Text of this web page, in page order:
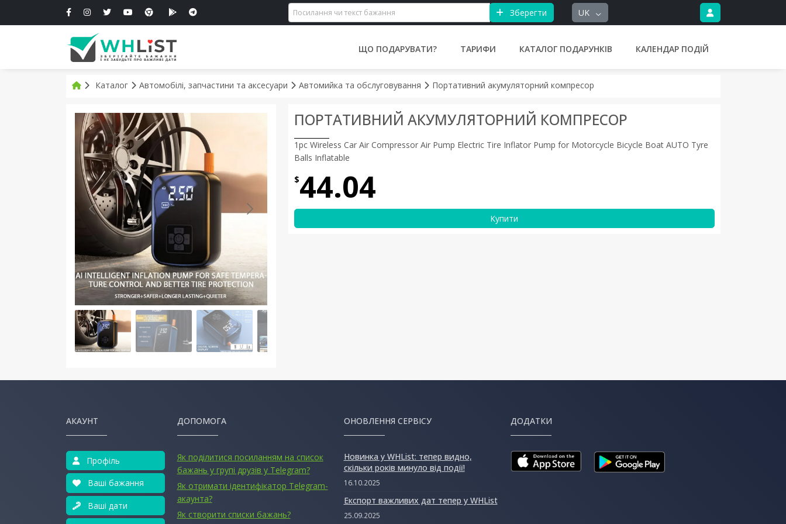
Зберегти UK
ЩО ПОДАРУВАТИ? ТАРИФИ КАТАЛОГ ПОДАРУНКІВ КАЛЕНДАР ПОДІЙ
Каталог Автомобілі, запчастини та аксесуари Автомийка та обслуговування Портативний акумуляторний компресор
ПОРТАТИВНИЙ АКУМУЛЯТОРНИЙ КОМПРЕСОР
1pc Wireless Car Air Compressor Air Pump Electric Tire Inflator Pump for Motorcycle Bicycle Boat AUTO Tyre
Balls Inflatable
$44.04
Купити
АКАУНТ
Профіль
Ваші бажання
Ваші дати
ДОПОМОГА
Як поділитися посиланням на список
бажань у групі друзів у Telegram?
Як отримати ідентифікатор Telegram-
акаунта?
Як створити списки бажань?
ОНОВЛЕННЯ СЕРВІСУ
Новинка у WHList: тепер видно,
скільки років минуло від події!
16.10.2025
Експорт важливих дат тепер у WHList
25.09.2025
ДОДАТКИ